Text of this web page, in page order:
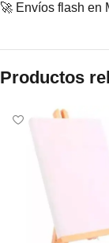
🚀 Envíos flash en
Productos